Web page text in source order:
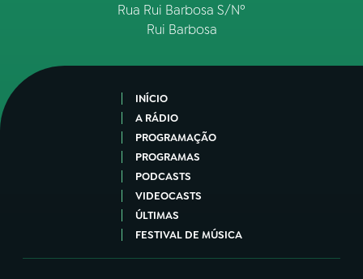
Rua Rui Barbosa S/Nº
Rui Barbosa
INÍCIO
A RÁDIO
PROGRAMAÇÃO
PROGRAMAS
PODCASTS
VIDEOCASTS
ÚLTIMAS
FESTIVAL DE MÚSICA